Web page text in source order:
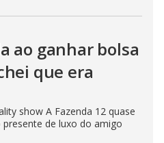
ao ganhar bolsa
que era
show A Fazenda 12 quase
de luxo do amigo